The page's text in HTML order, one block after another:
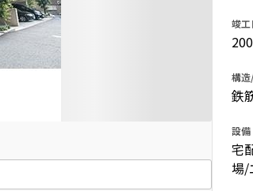
竣工
構
鉄
設備
宅
場/